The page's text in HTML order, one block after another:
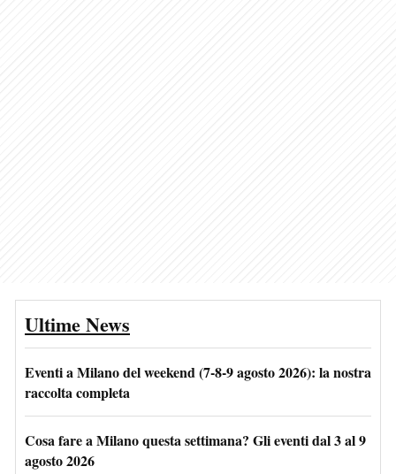
Ultime News
Eventi a Milano del weekend (7-8-9 agosto 2026): la nostra
raccolta completa
Cosa fare a Milano questa settimana? Gli eventi dal 3 al 9
agosto 2026